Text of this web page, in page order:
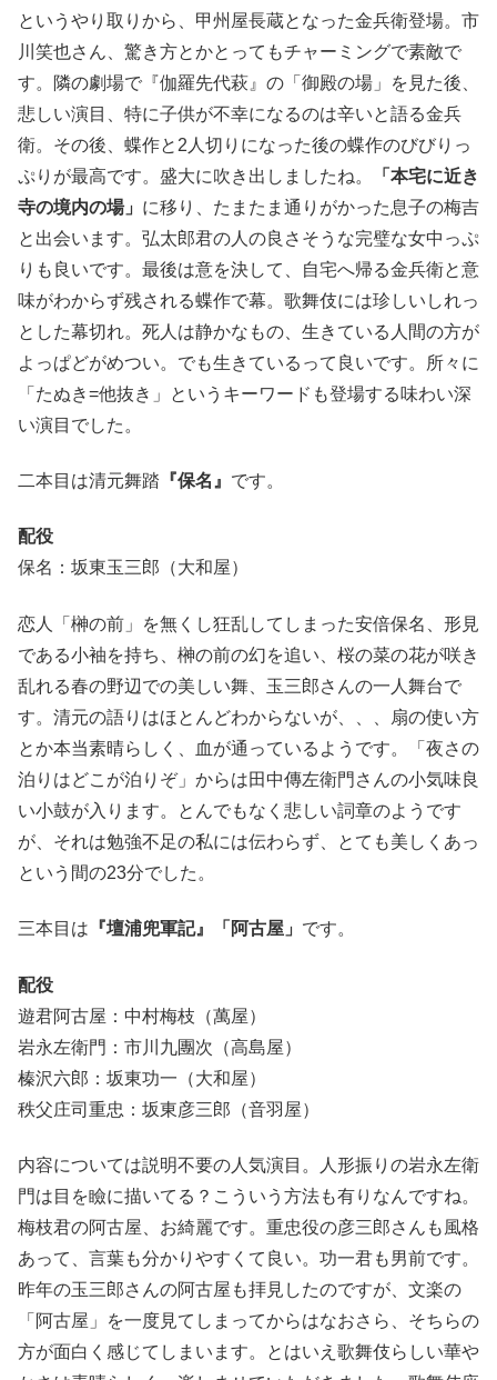
というやり取りから、甲州屋長蔵となった金兵衛登場。市
川笑也さん、驚き方とかとってもチャーミングで素敵で
す。隣の劇場で『伽羅先代萩』の「御殿の場」を見た後、
悲しい演目、特に子供が不幸になるのは辛いと語る金兵
衛。その後、蝶作と2人切りになった後の蝶作のびびりっ
ぷりが最高です。盛大に吹き出しましたね。
「本宅に近き
寺の境内の場」 に移り、たまたま通りがかった息子の梅吉
と出会います。弘太郎君の人の良さそうな完璧な女中っぷ
りも良いです。最後は意を決して、自宅へ帰る金兵衛と意
味がわからず残される蝶作で幕。歌舞伎には珍しいしれっ
とした幕切れ。死人は静かなもの、生きている人間の方が
よっぱどがめつい。でも生きているって良いです。所々に
「たぬき=他抜き」というキーワードも登場する味わい深
い演目でした。
二本目は清元舞踏 『保名』 です。
配役
保名：坂東玉三郎（大和屋）
恋人「榊の前」を無くし狂乱してしまった安倍保名、形見
である小袖を持ち、榊の前の幻を追い、桜の菜の花が咲き
乱れる春の野辺での美しい舞、玉三郎さんの一人舞台で
す。清元の語りはほとんどわからないが、、、扇の使い方
とか本当素晴らしく、血が通っているようです。「夜さの
泊りはどこが泊りぞ」からは田中傳左衛門さんの小気味良
い小鼓が入ります。とんでもなく悲しい詞章のようです
が、それは勉強不足の私には伝わらず、とても美しくあっ
という間の23分でした。
三本目は 『壇浦兜軍記』「阿古屋」 です。
配役
遊君阿古屋：中村梅枝（萬屋）
岩永左衛門：市川九團次（高島屋）
榛沢六郎：坂東功一（大和屋）
秩父庄司重忠：坂東彦三郎（音羽屋）
内容については説明不要の人気演目。人形振りの岩永左衛
門は目を瞼に描いてる？こういう方法も有りなんですね。
梅枝君の阿古屋、お綺麗です。重忠役の彦三郎さんも風格
あって、言葉も分かりやすくて良い。功一君も男前です。
昨年の玉三郎さんの阿古屋も拝見したのですが、文楽の
「阿古屋」を一度見てしまってからはなおさら、そちらの
方が面白く感じてしまいます。とはいえ歌舞伎らしい華や